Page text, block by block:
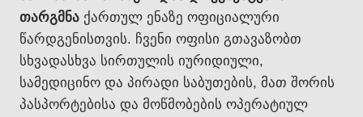
თარგმნა ქართულ ენაზე ოფიციალური
წარდგენისთვის. ჩვენი ოფისი გთავაზობთ
სხვადასხვა სირთულის იურიდიული,
სამედიცინო და პირადი საბუთების, მათ შორის
პასპორტებისა და მოწმობების ოპერატიულ